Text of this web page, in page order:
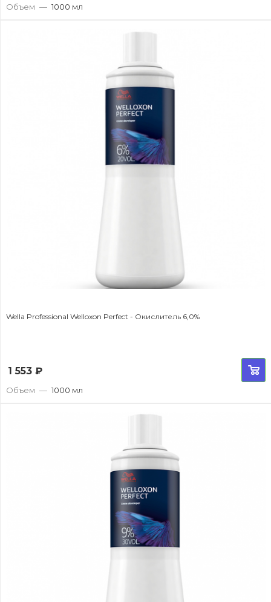
Объем — 1000 мл
Wella Professional Welloxon Perfect - Окислитель 6,0%
1 553 ₽
Объем — 1000 мл